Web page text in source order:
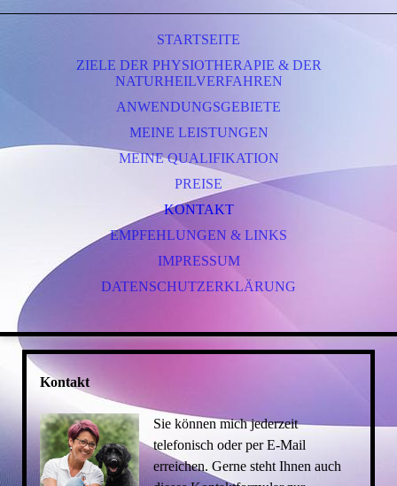
STARTSEITE
ZIELE DER PHYSIOTHERAPIE & DER
NATURHEILVERFAHREN
ANWENDUNGSGEBIETE
MEINE LEISTUNGEN
MEINE QUALIFIKATION
PREISE
KONTAKT
EMPFEHLUNGEN & LINKS
IMPRESSUM
DATENSCHUTZERKLÄRUNG
Kontakt
Sie können mich jederzeit
telefonisch oder per E-Mail
erreichen. Gerne steht Ihnen auch